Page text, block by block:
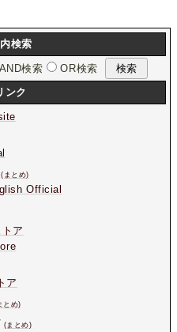
検索
AND検索
OR検索
ンク
(まとめ)
Official
ア
ア
とめ)
(まとめ)